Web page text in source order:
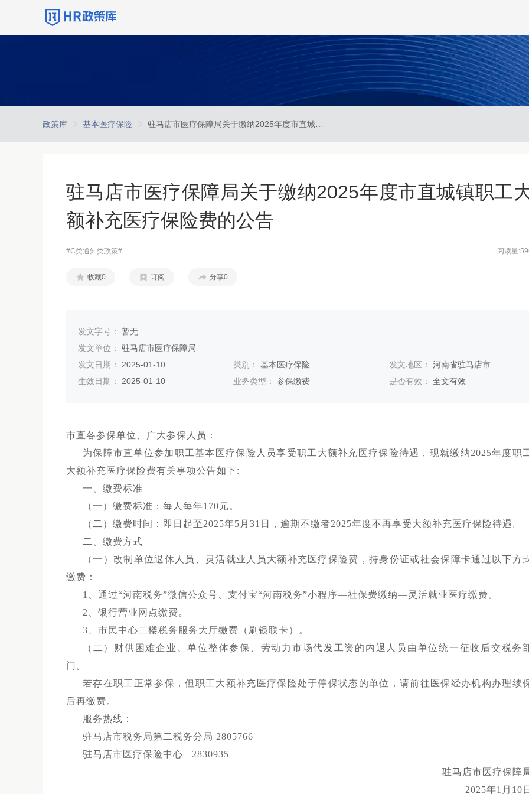
政策库 基本医疗保险
驻马店市医疗保障局关于缴纳2025年度市直城镇职工
额补充医疗保险费的公告
#C类通知类政策# 阅读量
收藏0 订阅 分享0
发文字号： 暂无
发文单位： 驻马店市医疗保障局
发文日期： 2025-01-10 类别：基本医疗保险 发文地区： 河南省驻马店市
生效日期： 2025-01-10 业务类型：参保缴费 是否有效： 全文有效
市直各参保单位、广大参保人员：
为保障市直单位参加职工基本医疗保险人员享受职工大额补充医疗保险待遇，现就缴纳2025年度职
大额补充医疗保险费有关事项公告如下:
一、缴费标准
（一）缴费标准：每人每年170元。
（二）缴费时间：即日起至2025年5月31日，逾期不缴者2025年度不再享受大额补充医疗保险待遇。
二、缴费方式
（一）改制单位退休人员、灵活就业人员大额补充医疗保险费，持身份证或社会保障卡通过以下方
缴费：
1、通过“河南税务”微信公众号、支付宝“河南税务”小程序—社保费缴纳—灵活就业医疗缴费。
2、银行营业网点缴费。
3、市民中心二楼税务服务大厅缴费（刷银联卡）。
（二）财供困难企业、单位整体参保、劳动力市场代发工资的内退人员由单位统一征收后交税务
门。
若存在职工正常参保，但职工大额补充医疗保险处于停保状态的单位，请前往医保经办机构办理续
后再缴费。
服务热线：
驻马店市税务局第二税务分局 2805766
驻马店市医疗保险中心 2830935
驻马店市医疗保障
2025年1月10